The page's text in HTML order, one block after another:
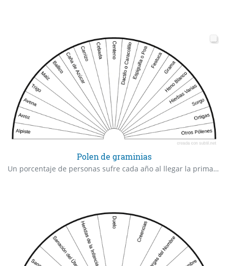
Polen de graminias
Un porcentaje de personas sufre cada año al llegar la primavera el polen a las gramíneas y a los árboles principalmente, mediante molestas alergias. Mostramos las más corrientes. En Otros Pólenes se suponen el resto incalculable de estas hierbas.